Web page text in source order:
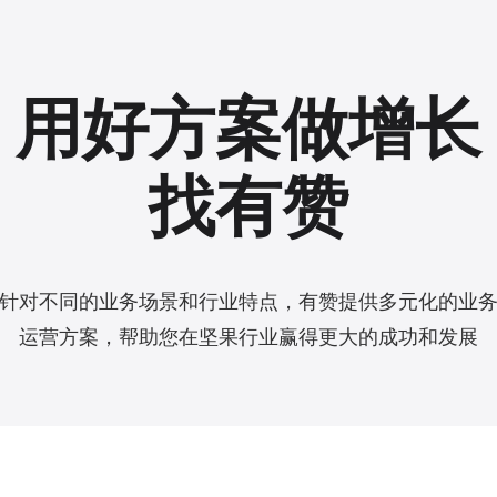
用好方案做增长
找有赞
针对不同的业务场景和行业特点，有赞提供多元化的业务
运营方案，帮助您在坚果行业赢得更大的成功和发展